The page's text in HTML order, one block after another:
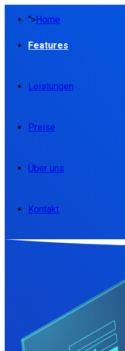
">Home
Features
Leistungen
Preise
Über uns
Kontakt